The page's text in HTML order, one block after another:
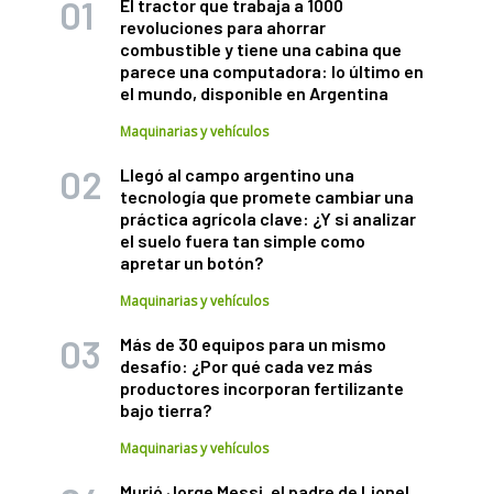
El tractor que trabaja a 1000
revoluciones para ahorrar
combustible y tiene una cabina que
parece una computadora: lo último en
el mundo, disponible en Argentina
Maquinarias y vehículos
Llegó al campo argentino una
tecnología que promete cambiar una
práctica agrícola clave: ¿Y si analizar
el suelo fuera tan simple como
apretar un botón?
Maquinarias y vehículos
Más de 30 equipos para un mismo
desafío: ¿Por qué cada vez más
productores incorporan fertilizante
bajo tierra?
Maquinarias y vehículos